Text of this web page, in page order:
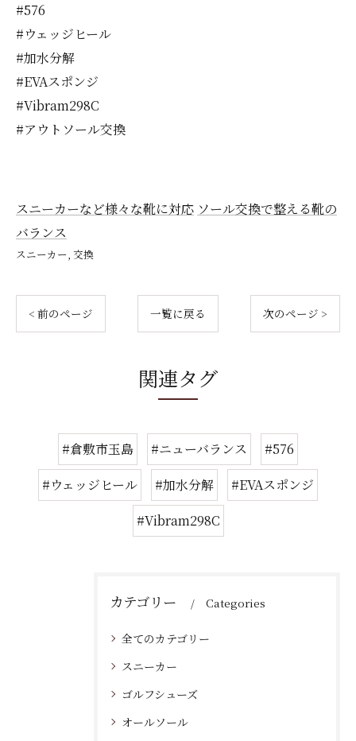
#576
#ウェッジヒール
#加水分解
#EVAスポンジ
#Vibram298C
#アウトソール交換
スニーカーなど様々な靴に対応 ソール交換で整える靴の
バランス
スニーカー 交換
< 前のページ 一覧に戻る 次のページ >
関連タグ
#倉敷市玉島 #ニューバランス
#576
#ウェッジヒール
#加水分解
#EVAスポンジ
#Vibram298C
カテゴリー Categories
全てのカテゴリー
スニーカー
ゴルフシューズ
オールソール